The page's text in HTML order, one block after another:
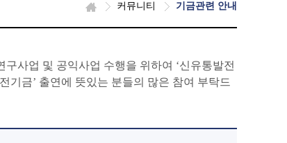
커뮤니티 기금관련 안내
사업 및 공익사업 수행을 위하여 ‘신유통발전
기금’ 출연에 뜻있는 분들의 많은 참여 부탁드